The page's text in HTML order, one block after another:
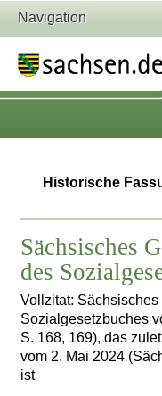
Navigation
Historische
Sächsisches
des
Vollzitat:
Sozialgesetzbuches
S. 168, 169), das
vom 2. Mai 2024
ist